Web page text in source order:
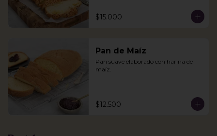
$15.000
Pan de Maíz
Pan suave elaborado con harina de
maíz.
$12.500